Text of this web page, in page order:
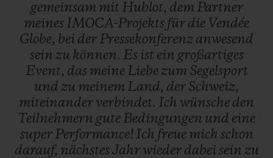
gemeinsam mit Hublot, dem Partner
meines IMOCA-Projekts für die Vendée
Globe, bei der Pressekonferenz anwesend
sein zu können. Es ist ein großartiges
Event, das meine Liebezum Segelsport
und zu meinem Land, der Schweiz,
miteinanderverbindet. Ich wünsche den
Teilnehmern gute Bedingungen und eine
super Performance! Ich freue mich schon
darauf, nächstesJahrwieder dabei sein zu